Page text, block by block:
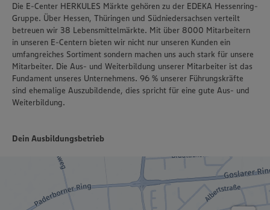
Die E-Center HERKULES Märkte gehören zu der EDEKA Hessenring-
Gruppe. Über Hessen, Thüringen und Südniedersachsen verteilt
betreuen wir 38 Lebensmittelmärkte. Mit über 8000 Mitarbeitern
in unseren E-Centern bieten wir nicht nur unseren Kunden ein
umfangreiches Sortiment sondern machen uns auch stark für unsere
Mitarbeiter. Die Aus- und Weiterbildung unserer Mitarbeiter ist das
Fundament unseres Unternehmens. 96 % unserer Führungskräfte
sind ehemalige Auszubildende, dies spricht für eine gute Aus- und
Weiterbildung.
Dein Ausbildungsbetrieb